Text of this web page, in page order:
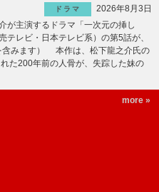
ドラマ
2026年8月3日
が主演するドラマ「一次元の挿し
テレビ・日本テレビ系）の第5話が、
含みます） 本作は、松下龍之介氏の
た200年前の人骨が、失踪した妹の
more »